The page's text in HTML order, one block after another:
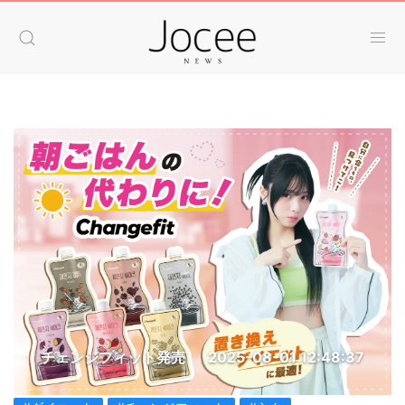
チェンジフィット発売 2025-08-01 12:48:37